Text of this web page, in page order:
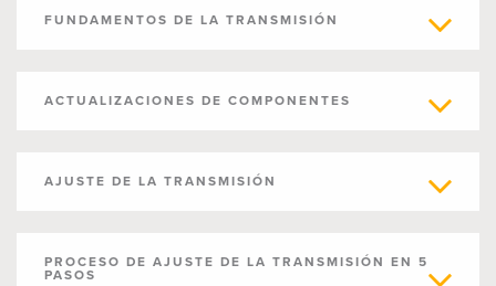
FUNDAMENTOS DE LA TRANSMISIÓN
ACTUALIZACIONES DE COMPONENTES
AJUSTE DE LA TRANSMISIÓN
PROCESO DE AJUSTE DE LA TRANSMISIÓN EN 5
PASOS